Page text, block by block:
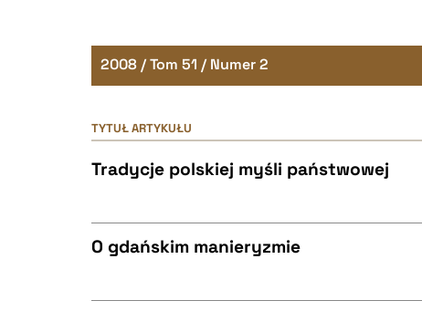
2008 / Tom 51 / Numer 2
TYTUŁ ARTYKUŁU
Tradycje polskiej myśli państwowej
O gdańskim manieryzmie